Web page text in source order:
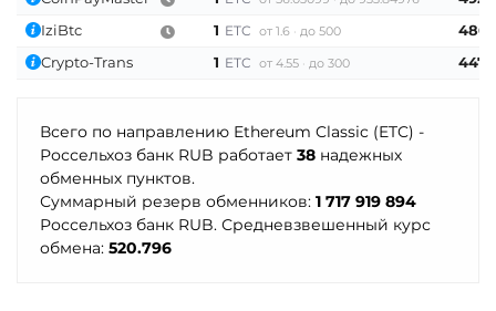
WAVES
ERC20 AVAXC
Wrapped Ethereum
ERC20 AVAXC
BASE
CRO
RONIN
IziBtc
1 ETC от 1.6 до 500
Crypto-Trans
1 ETC от 4.55 до 300
Всего по направлению Ethereum Classic (ETC) -
Россельхоз банк RUB работает 38 надежных
обменных пунктов.
Суммарный резерв обменников: 1 717 919 894
Россельхоз банк RUB. Средневзвешенный курс
обмена: 520.796